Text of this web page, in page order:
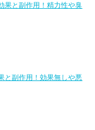
果と副作用！精力性や臭
と副作用！効果無しや悪